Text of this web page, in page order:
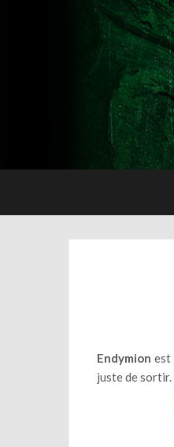
Endymion est
juste de sortir.